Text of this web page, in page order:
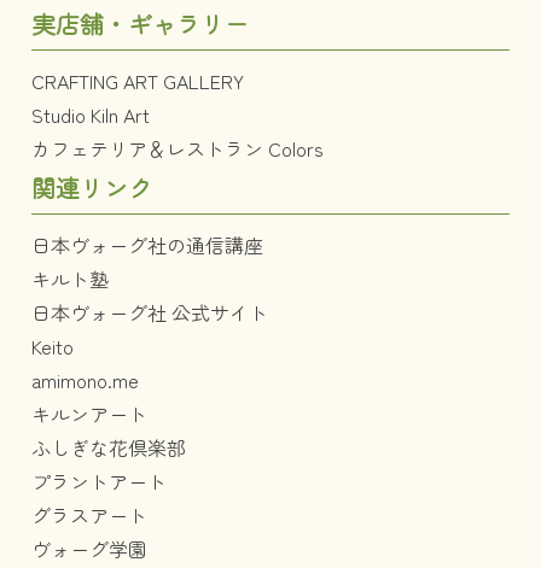
実店舗・ギャラリー
CRAFTING ART GALLERY
Studio Kiln Art
カフェテリア＆レストラン Colors
関連リンク
日本ヴォーグ社の通信講座
キルト塾
日本ヴォーグ社 公式サイト
Keito
amimono.me
キルンアート
ふしぎな花倶楽部
プラントアート
グラスアート
ヴォーグ学園